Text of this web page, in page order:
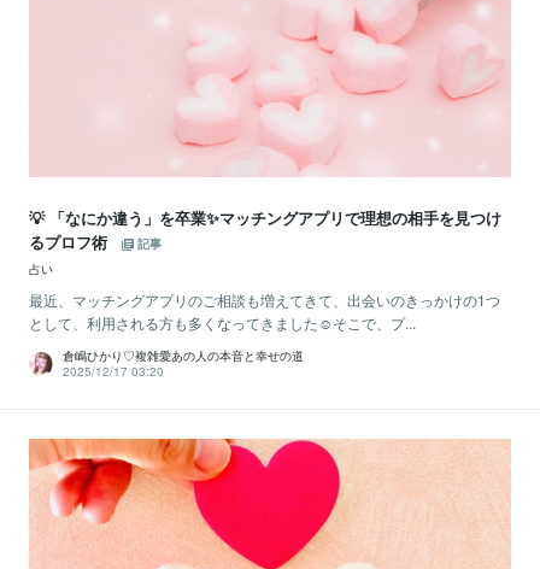
💡 「なにか違う」を卒業✨マッチングアプリで理想の相手を見つけ
るプロフ術
記事
占い
最近、マッチングアプリのご相談も増えてきて、出会いのきっかけの1つ
として、利用される方も多くなってきました☺️そこで、プ...
倉嶋ひかり♡複雑愛あの人の本音と幸せの道
2025/12/17 03:20